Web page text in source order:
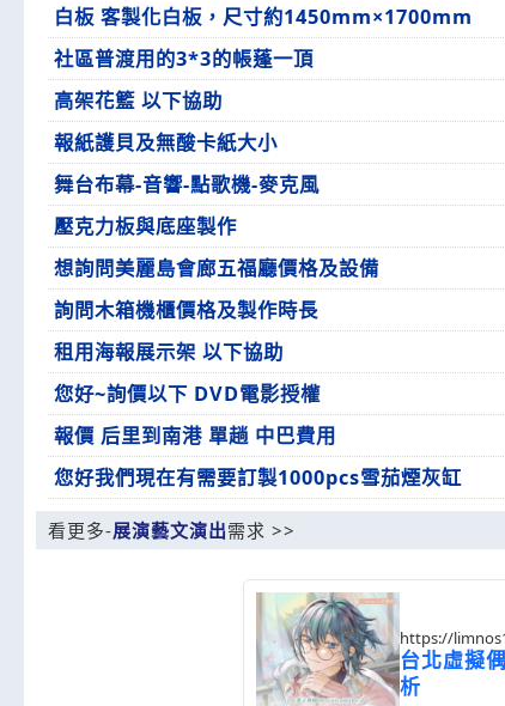
白板 客製化白板，尺寸約1450mm×1700mm
社區普渡用的3*3的帳蓬一頂
高架花籃 以下協助
報紙護貝及無酸卡紙大小
舞台布幕-音響-點歌機-麥克風
壓克力板與底座製作
想詢問美麗島會廊五福廳價格及設備
詢問木箱機櫃價格及製作時長
租用海報展示架 以下協助
您好~詢價以下 DVD電影授權
報價 后里到南港 單趟 中巴費用
您好我們現在有需要訂製1000pcs雪茄煙灰缸
看更多-展演藝文演出需求 >>
https://
台北虛擬
析